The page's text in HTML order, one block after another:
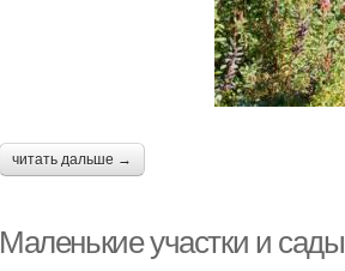
читать дальше →
Маленькие участки и